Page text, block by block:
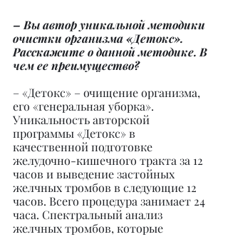
– Вы автор уникальной методики
очистки организма «Детокс».
Расскажите о данной методике. В
чем ее преимущество?
– «Детокс» – очищение организма,
его «генеральная уборка».
Уникальность авторской
программы «Детокс» в
качественной подготовке
желудочно-кишечного тракта за 12
часов и выведение застойных
желчных тромбов в следующие 12
часов. Всего процедура занимает 24
часа. Спектральный анализ
желчных тромбов, которые